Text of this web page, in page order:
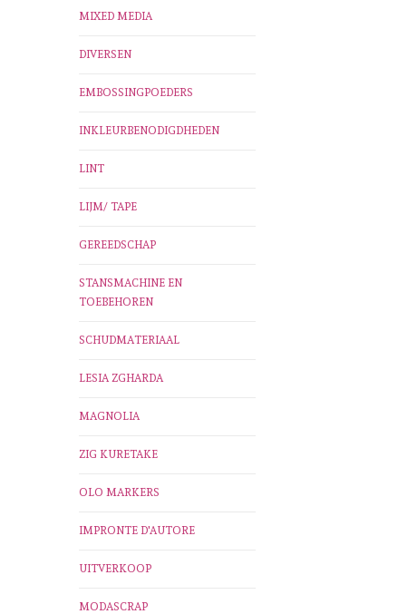
MIXED MEDIA
DIVERSEN
EMBOSSINGPOEDERS
INKLEURBENODIGDHEDEN
LINT
LIJM/ TAPE
GEREEDSCHAP
STANSMACHINE EN
TOEBEHOREN
SCHUDMATERIAAL
LESIA ZGHARDA
MAGNOLIA
ZIG KURETAKE
OLO MARKERS
IMPRONTE D'AUTORE
UITVERKOOP
MODASCRAP